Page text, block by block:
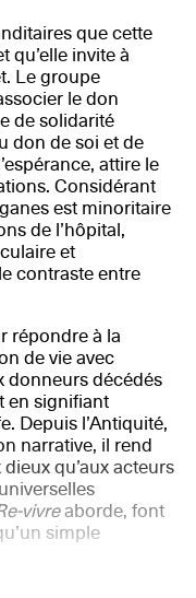
que cette
qu’elle invite à
Le groupe
le don
de solidarité
don de soi et de
attire le
Considérant
est minoritaire
de l’hôpital,
et
contraste entre
répondre à la
de vie avec
donneurs décédés
en signifiant
Depuis l’Antiquité,
narrative, il rend
qu’aux acteurs
aborde, font
simple